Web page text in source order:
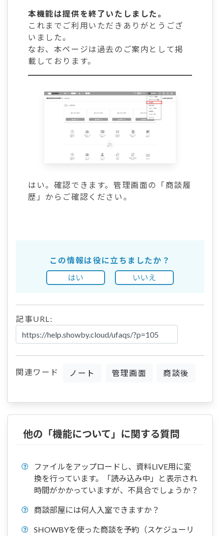
本機能は提供を終了いたしました。
これまでご利用いただきありがとうござ
いました。
なお、本ページは過去のご案内として掲
載しております。
はい。確認できます。管理画面の「商談履
歴」からご確認ください。
この情報は役に立ちましたか？
はい
いいえ
記事URL:
関連ワード ノート 管理画面 商談後
他の「機能について」に関する質問
ファイルをアップロードし、資料LIVE用に変
換を行っています。「読み込み中」と表示され
時間がかかっていますが、不具合でしょうか？
商談部屋には何人入室できますか？
SHOWBYを使った商談を予約（スケジューリ